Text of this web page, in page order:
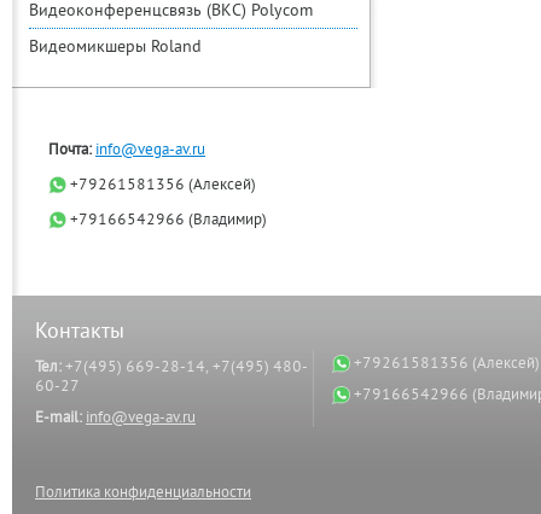
Видеоконференцсвязь (ВКС) Polycom
Видеомикшеры Roland
Почта: info@vega-av.ru
+79261581356 (Алексей)
+79166542966 (Владимир)
Контакты
Тел:+7(495) 669-28-14, +7(495) 480-
60-27
E-mail: info@vega-av.ru
Политика конфиденциальности
+79261581356 (Алексей)
+79166542966